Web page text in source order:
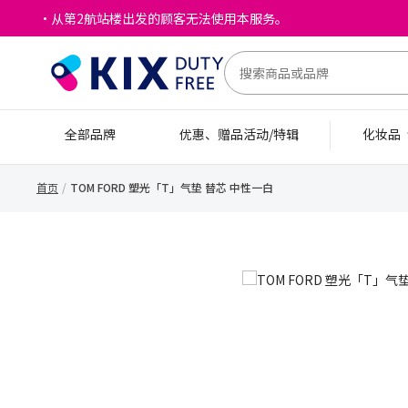
・从第2航站楼出发的顾客无法使用本服务。
全部品牌 优惠、赠品活动/特辑 化妆品
首页 TOM FORD 塑光「T」气垫 替芯 中性一白